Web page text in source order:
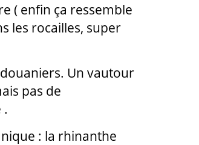
( enfin ça ressemble
les rocailles, super
Un vautour
pas de
.
: la rhinanthe